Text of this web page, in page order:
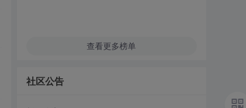
查看更多榜单
社区公告